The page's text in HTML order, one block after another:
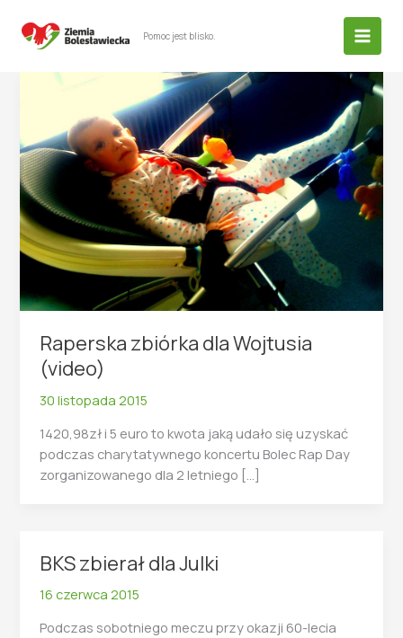
Pomoc jest blisko.
Raperska zbiórka dla Wojtusia
(video)
30 listopada 2015
1420,98zł i 5 euro to kwota jaką udało się uzyskać
podczas charytatywnego koncertu Bolec Rap Day
zorganizowanego dla 2 letniego […]
BKS zbierał dla Julki
16 czerwca 2015
Podczas sobotniego meczu przy okazji 60-lecia